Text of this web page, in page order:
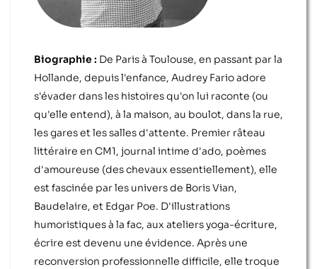
Biographie : De Paris à Toulouse, en passant par la
Hollande, depuis l'enfance, Audrey Fario adore
s'évader dans les histoires qu'on lui raconte (ou
qu'elle entend), à la maison, au boulot, dans la rue,
les gares et les salles d'attente. Premier râteau
littéraire en CM1, journal intime d'ado, poèmes
d'amoureuse (des chevaux essentiellement), elle
est fascinée par les univers de Boris Vian,
Baudelaire, et Edgar Poe. D'illustrations
humoristiques à la fac, aux ateliers yoga-écriture,
écrire est devenu une évidence. Après une
reconversion professionnelle difficile, elle troque